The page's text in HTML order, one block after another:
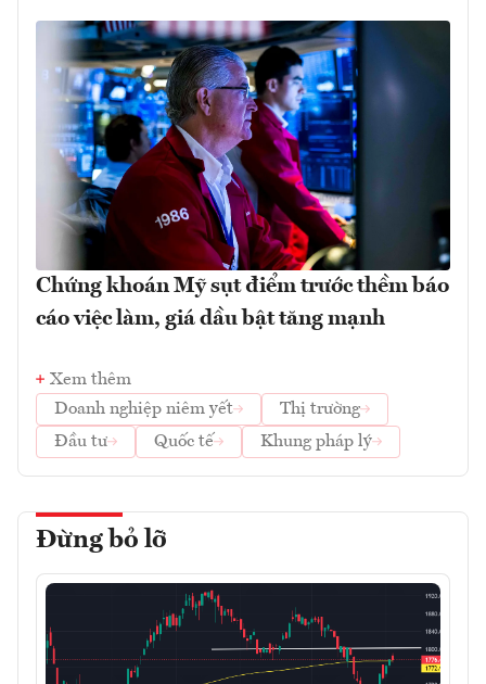
Chứng khoán Mỹ sụt điểm trước thềm báo
cáo việc làm, giá dầu bật tăng mạnh
Xem thêm
Doanh nghiệp niêm yết
Thị trường
Đầu tư
Quốc tế Khung pháp lý
Đừng bỏ lỡ